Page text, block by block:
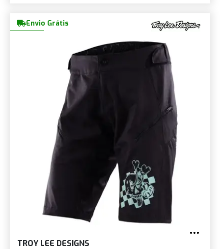
Envio Grátis
TROY LEE DESIGNS